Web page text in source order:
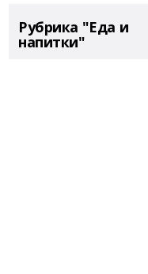
Рубрика "Еда и
напитки"